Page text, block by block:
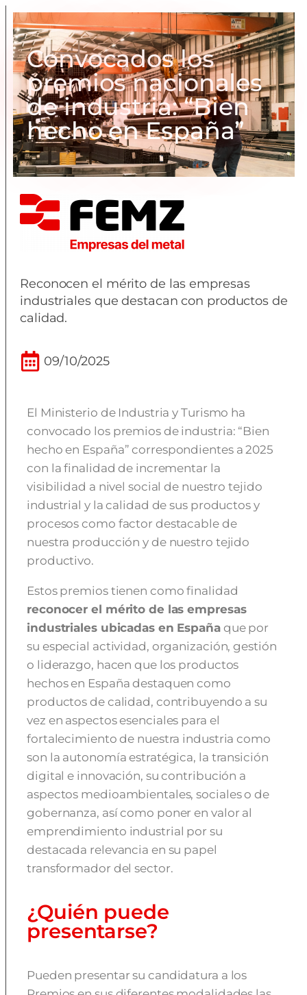
Convocados los
premios nacionales
de industria: “Bien
hecho en España”
Reconocen el mérito de las empresas
industriales que destacan con productos de
calidad.
09/10/2025
El Ministerio de Industria y Turismo ha
convocado los premios de industria: “Bien
hecho en España” correspondientes a 2025
con la finalidad de incrementar la
visibilidad a nivel social de nuestro tejido
industrial y la calidad de sus productos y
procesos como factor destacable de
nuestra producción y de nuestro tejido
productivo.
Estos premios tienen como finalidad
reconocer el mérito de las empresas
industriales ubicadas en Españaque por
su especial actividad, organización, gestión
o liderazgo, hacen que los productos
hechos en España destaquen como
productos de calidad, contribuyendo a su
vez en aspectos esenciales para el
fortalecimiento de nuestra industria como
son la autonomía estratégica, la transición
digital e innovación, su contribución a
aspectos medioambientales, sociales o de
gobernanza, así como poner en valor al
emprendimiento industrial por su
destacada relevancia en su papel
transformador del sector.
¿Quién puede
presentarse?
Pueden presentar su candidatura a los